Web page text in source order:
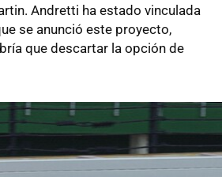
Andretti ha estado vinculada
se anunció este proyecto,
que descartar la opción de